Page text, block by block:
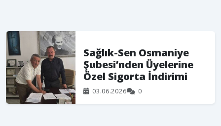
Sağlık-Sen Osmaniye
Şubesi’nden Üyelerine
Özel Sigorta İndirimi
03.06.2026 0